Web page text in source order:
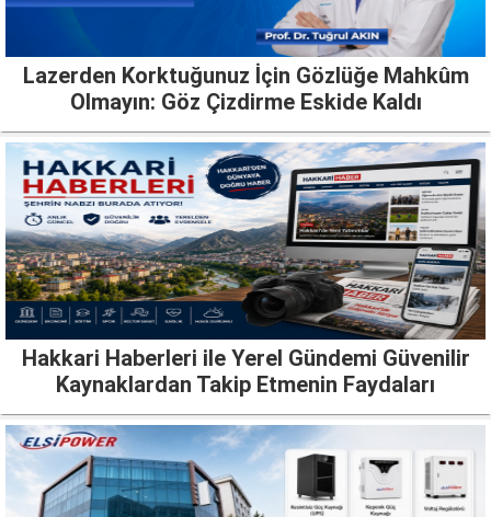
Lazerden Korktuğunuz İçin Gözlüğe Mahkûm
Olmayın: Göz Çizdirme Eskide Kaldı
Hakkari Haberleri ile Yerel Gündemi Güvenilir
Kaynaklardan Takip Etmenin Faydaları